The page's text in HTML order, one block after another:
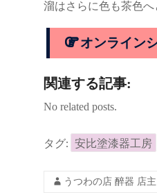
溜はさらに色も茶色へ
オンライン
関連する記事:
No related posts.
タグ: 安比塗漆器工房
うつわの店 醉器 店主